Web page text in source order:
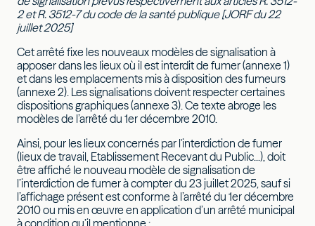
2 et R. 3512-7 du code de la santé publique [JORF du 22
juillet 2025]
Cet arrêté fixe les nouveaux modèles de signalisation à
apposer dans les lieux où il est interdit de fumer (annexe 1)
et dans les emplacements mis à disposition des fumeurs
(annexe 2). Les signalisations doivent respecter certaines
dispositions graphiques (annexe 3). Ce texte abroge les
modèles de l’arrêté du 1er décembre 2010.
Ainsi, pour les lieux concernés par l'interdiction de fumer
(lieux de travail, Etablissement Recevant du Public...), doit
être affiché le nouveau modèle de signalisation de
l’interdiction de fumer à compter du 23 juillet 2025, sauf si
l’affichage présent est conforme à l’arrêté du 1er décembre
2010 ou mis en œuvre en application d’un arrêté municipal
à condition qu’il mentionne :